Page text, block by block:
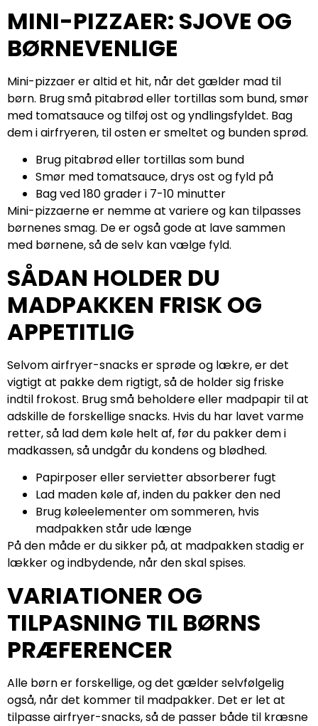
MINI-PIZZAER: SJOVE OG
BØRNEVENLIGE
Mini-pizzaer er altid et hit, når det gælder mad til
børn. Brug små pitabrød eller tortillas som bund, smør
med tomatsauce og tilføj ost og yndlingsfyldet. Bag
dem i airfryeren, til osten er smeltet og bunden sprød.
Brug pitabrød eller tortillas som bund
Smør med tomatsauce, drys ost og fyld på
Bag ved 180 grader i 7-10 minutter
Mini-pizzaerne er nemme at variere og kan tilpasses
børnenes smag. De er også gode at lave sammen
med børnene, så de selv kan vælge fyld.
SÅDAN HOLDER DU
MADPAKKEN FRISK OG
APPETITLIG
Selvom airfryer-snacks er sprøde og lækre, er det
vigtigt at pakke dem rigtigt, så de holder sig friske
indtil frokost. Brug små beholdere eller madpapir til at
adskille de forskellige snacks. Hvis du har lavet varme
retter, så lad dem køle helt af, før du pakker dem i
madkassen, så undgår du kondens og blødhed.
Papirposer eller servietter absorberer fugt
Lad maden køle af, inden du pakker den ned
Brug køleelementer om sommeren, hvis
madpakken står ude længe
På den måde er du sikker på, at madpakken stadig er
lækker og indbydende, når den skal spises.
VARIATIONER OG
TILPASNING TIL BØRNS
PRÆFERENCER
Alle børn er forskellige, og det gælder selvfølgelig
også, når det kommer til madpakker. Det er let at
tilpasse airfryer-snacks, så de passer både til kræsne